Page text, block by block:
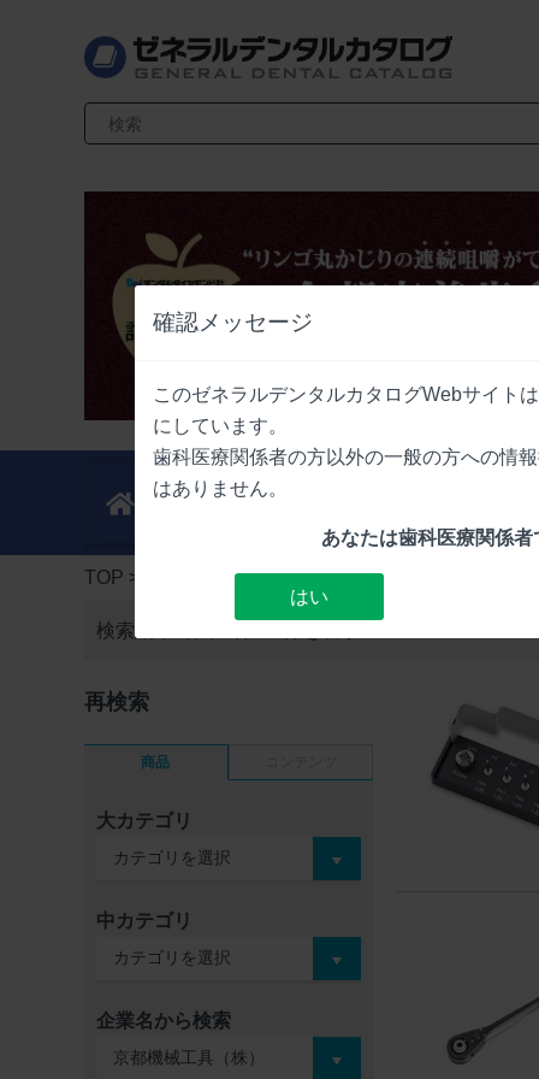
確認メッセージ
このゼネラルデンタルカタログWebサイト
にしています。
歯科医療関係者の方以外の一般の方への情
はありません。
あなたは歯科医療関係者
はい
検索キーワード入力
新製品
TOP > 検索結果一覧
検索結果3件中
再検索
商品
大カテゴリ
中カテゴリ
企業名から検索